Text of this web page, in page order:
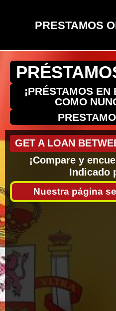
PRESTAMOS
¡PRÉSTAMOS
COMO
GET A LOAN
¡Compare y
Indicado
Nuestra página